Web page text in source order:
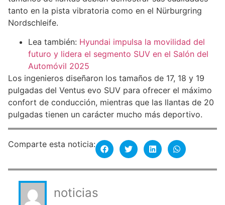
tanto en la pista vibratoria como en el Nürburgring
Nordschleife.
Lea también: Hyundai impulsa la movilidad del
futuro y lidera el segmento SUV en el Salón del
Automóvil 2025
Los ingenieros diseñaron los tamaños de 17, 18 y 19
pulgadas del Ventus evo SUV para ofrecer el máximo
confort de conducción, mientras que las llantas de 20
pulgadas tienen un carácter mucho más deportivo.
Comparte esta noticia:
noticias